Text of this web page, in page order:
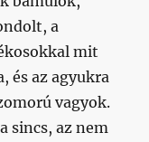
a
mit
és az agyukra
vagyok.
sincs, az nem